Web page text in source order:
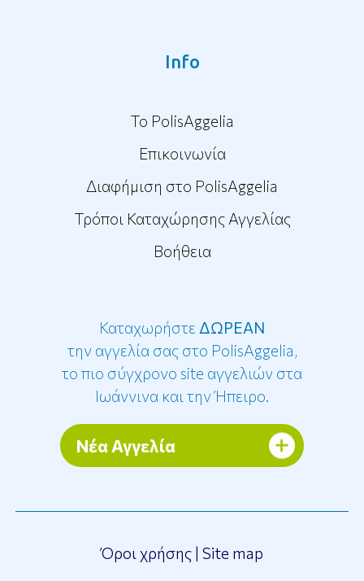
Info
To PolisAggelia
Επικοινωνία
Διαφήμιση στο PolisAggelia
Τρόποι Καταχώρησης Αγγελίας
Βοήθεια
Καταχωρήστε ΔΩΡΕΑΝ
την αγγελία σας στο PolisAggelia,
το πιο σύγχρονο site αγγελιών στα
Ιωάννινα και την Ήπειρο.
Νέα Αγγελία
Όροι χρήσης | Site map